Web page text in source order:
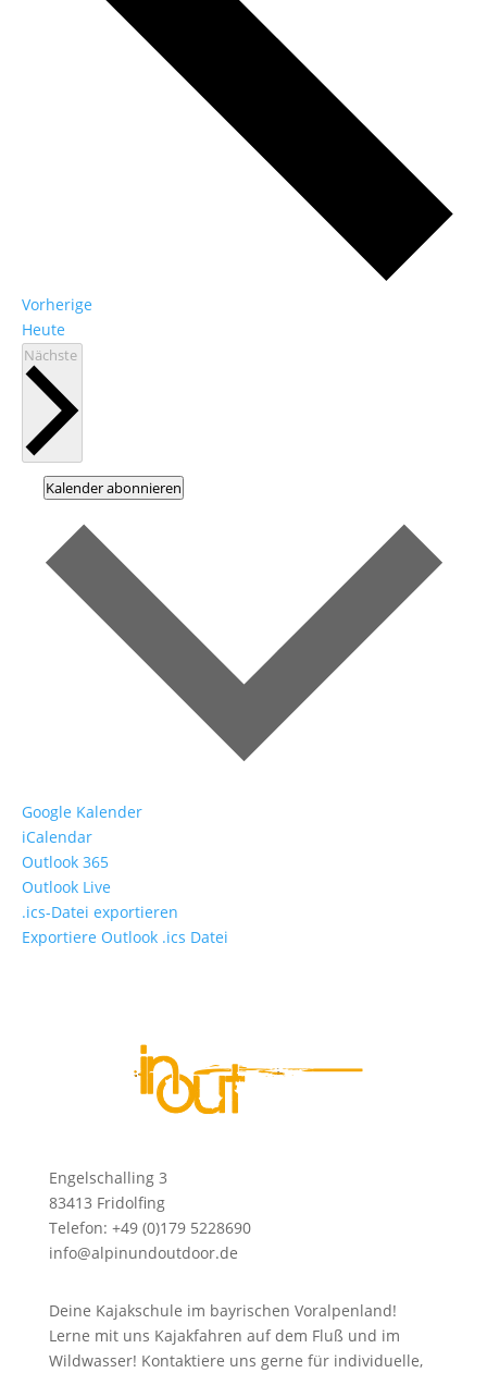
VorherigeVeranstaltungen
Heute
Nächste
Kalender abonnieren
Google Kalender
iCalendar
Outlook 365
Outlook Live
.ics-Datei exportieren
Exportiere Outlook .ics Datei
Engelschalling 3
83413 Fridolfing
Telefon: +49 (0)179 5228690
info@alpinundoutdoor.de
Deine Kajakschule im bayrischen Voralpenland!
Lerne mit uns Kajakfahren auf dem Fluß und im
Wildwasser! Kontaktiere uns gerne für individuelle,